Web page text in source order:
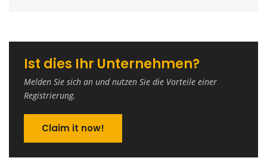
Ist dies Ihr Unternehmen?
Melden Sie sich an und nutzen Sie die Vorteile einer
Registrierung.
Claim it now!